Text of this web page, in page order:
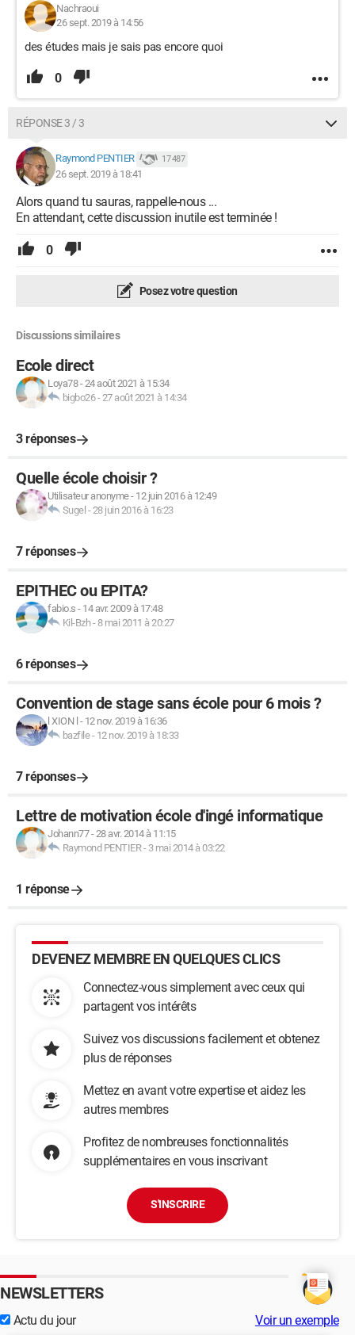
Nachraoui
26 sept. 2019 à 14:56
des études mais je sais pas encore quoi
0
RÉPONSE 3 / 3
Raymond PENTIER 17 487
26 sept. 2019 à 18:41
Alors quand tu sauras, rappelle-nous ...
En attendant, cette discussion inutile est terminée !
0
Posez votre question
Discussions similaires
Ecole direct
Loya78-24 août 2021 à 15:34
bigbo26-27 août 2021 à 14:34
3 réponses
Quelle école choisir ?
Utilisateur anonyme- 12 juin 2016 à 12:49
Sugel -28 juin 2016 à 16:23
7 réponses
EPITHEC ou EPITA?
fabio.s - 14 avr. 2009 à 17:48
Kil-Bzh- 8 mai 2011 à 20:27
6 réponses
Convention de stage sans école pour 6 mois ?
l XION l - 12 nov. 2019 à 16:36
bazfile- 12 nov. 2019 à 18:33
7 réponses
Lettre de motivation école d'ingé informatique
Johann77-28 avr. 2014 à 11:15
Raymond PENTIER- 3 mai 2014 à 03:22
1 réponse
DEVENEZ MEMBRE EN QUELQUES CLICS
Connectez-vous simplement avec ceux qui
partagent vos intérêts
Suivez vos discussions facilement et obtenez
plus de réponses
Mettez en avant votre expertise et aidez les
autres membres
Profitez de nombreuses fonctionnalités
supplémentaires en vous inscrivant
S'INSCRIRE
NEWSLETTERS
Actu du jour Voir un exemple